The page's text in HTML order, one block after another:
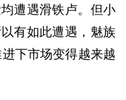
遭遇滑铁卢。但小
有如此遭遇，魅族
下市场变得越来越